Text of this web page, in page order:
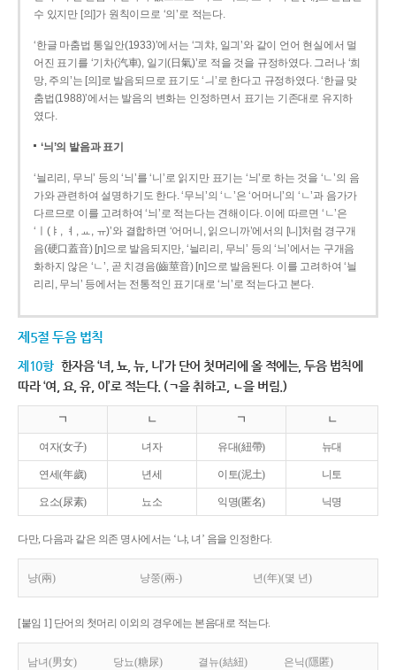
수 있지만 [의]가 원칙이므로 ‘의’로 적는다.
‘한글 마춤법 통일안(1933)’에서는 ‘긔챠, 일긔’와 같이 언어 현실에서 멀
어진 표기를 ‘기차(汽車), 일기(日氣)’로 적을 것을 규정하였다. 그러나 ‘희
망, 주의’는 [의]로 발음되므로 표기도 ‘ㅢ’로 한다고 규정하였다. ‘한글 맞
춤법(1988)’에서는 발음의 변화는 인정하면서 표기는 기존대로 유지하
였다.
‘늬’의 발음과 표기
‘늴리리, 무늬’ 등의 ‘늬’를 ‘니’로 읽지만 표기는 ‘늬’로 하는 것을 ‘ㄴ’의 음
가와 관련하여 설명하기도 한다. ‘무늬’의 ‘ㄴ’은 ‘어머니’의 ‘ㄴ’과 음가가
다르므로 이를 고려하여 ‘늬’로 적는다는 견해이다. 이에 따르면 ‘ㄴ’은
‘ㅣ(ㅑ, ㅕ, ㅛ, ㅠ)’와 결합하면 ‘어머니, 읽으니까’에서의 [니]처럼 경구개
음(硬口蓋音) [ɲ]으로 발음되지만, ‘늴리리, 무늬’ 등의 ‘늬’에서는 구개음
화하지 않은 ‘ㄴ’, 곧 치경음(齒莖音) [n]으로 발음된다. 이를 고려하여 ‘늴
리리, 무늬’ 등에서는 전통적인 표기대로 ‘늬’로 적는다고 본다.
제5절 두음 법칙
제10항 한자음 ‘녀, 뇨, 뉴, 니’가 단어 첫머리에 올 적에는, 두음 법칙에
따라 ‘여, 요, 유, 이’로 적는다. (ㄱ을 취하고, ㄴ을 버림.)
ㄱ ㄴ ㄱ ㄴ
여자(女子) 녀자 유대(紐帶) 뉴대
연세(年歲) 년세 이토(泥土) 니토
요소(尿素) 뇨소 익명(匿名) 닉명
다만, 다음과 같은 의존 명사에서는 ‘냐, 녀’ 음을 인정한다.
냥(兩) 냥쭝(兩-) 년(年)(몇 년)
[붙임 1] 단어의 첫머리 이외의 경우에는 본음대로 적는다.
남녀(男女) 당뇨(糖尿) 결뉴(結紐) 은닉(隱匿)